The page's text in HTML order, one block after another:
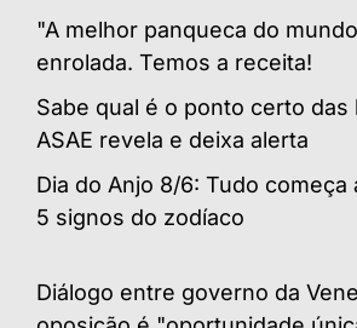
"A melhor panqueca do
enrolada. Temos a receita!
Sabe qual é o ponto certo das
ASAE revela e deixa alerta
Dia do Anjo 8/6: Tudo começa
5 signos do zodíaco
Diálogo entre governo da